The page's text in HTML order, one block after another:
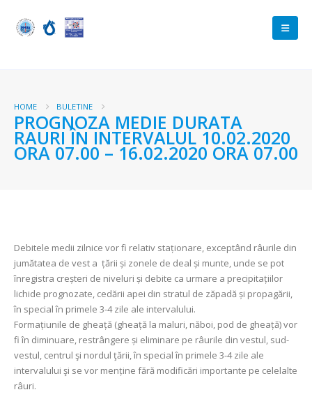
HOME BULETINE
PROGNOZA MEDIE DURATA
RAURI ÎN INTERVALUL 10.02.2020
ORA 07.00 – 16.02.2020 ORA 07.00
Debitele medii zilnice vor fi relativ staționare, exceptând râurile din
jumătatea de vest a țării și zonele de deal și munte, unde se pot
înregistra creșteri de niveluri și debite ca urmare a precipitațiilor
lichide prognozate, cedării apei din stratul de zăpadă și propagării,
în special în primele 3-4 zile ale intervalului.
Formațiunile de gheață (gheață la maluri, năboi, pod de gheață) vor
fi în diminuare, restrângere și eliminare pe râurile din vestul, sud-
vestul, centrul şi nordul ţării, în special în primele 3-4 zile ale
intervalului şi se vor menține fără modificări importante pe celelalte
râuri.